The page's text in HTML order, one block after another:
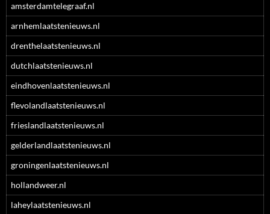
amsterdamtelegraaf.nl
arnhemlaatstenieuws.nl
drenthelaatstenieuws.nl
dutchlaatstenieuws.nl
eindhovenlaatstenieuws.nl
flevolandlaatstenieuws.nl
frieslandlaatstenieuws.nl
gelderlandlaatstenieuws.nl
groningenlaatstenieuws.nl
hollandweer.nl
laheylaatstenieuws.nl